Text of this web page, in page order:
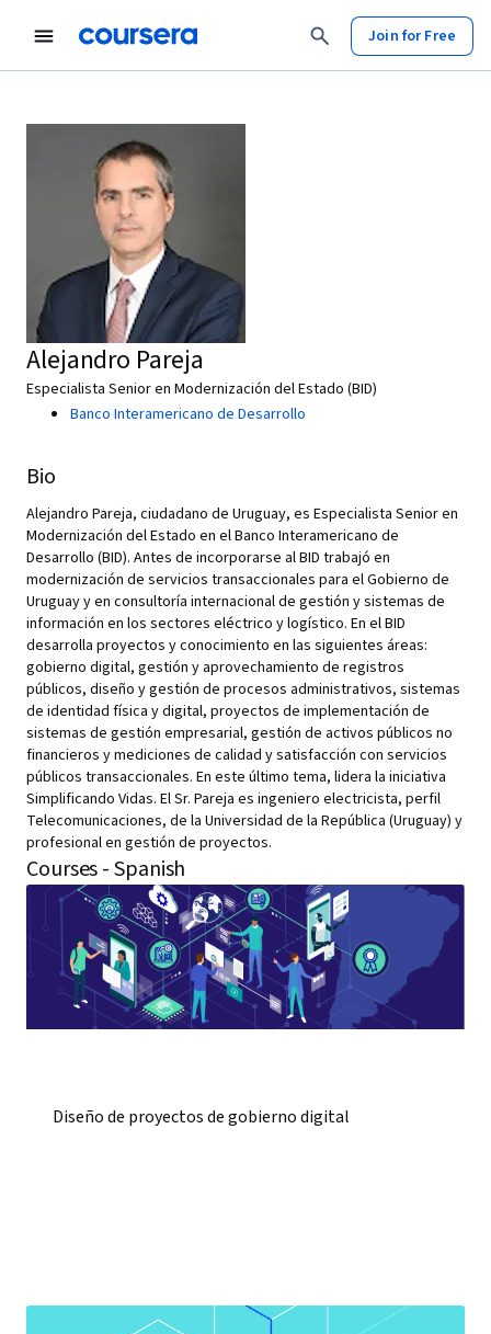
Join for Free
Alejandro Pareja
Especialista Senior en Modernización del Estado (BID)
Banco Interamericano de Desarrollo
Bio
Alejandro Pareja, ciudadano de Uruguay, es Especialista Senior en
Modernización del Estado en el Banco Interamericano de
Desarrollo (BID). Antes de incorporarse al BID trabajó en
modernización de servicios transaccionales para el Gobierno de
Uruguay y en consultoría internacional de gestión y sistemas de
información en los sectores eléctrico y logístico. En el BID
desarrolla proyectos y conocimiento en las siguientes áreas:
gobierno digital, gestión y aprovechamiento de registros
públicos, diseño y gestión de procesos administrativos, sistemas
de identidad física y digital, proyectos de implementación de
sistemas de gestión empresarial, gestión de activos públicos no
financieros y mediciones de calidad y satisfacción con servicios
públicos transaccionales. En este último tema, lidera la iniciativa
Simplificando Vidas. El Sr. Pareja es ingeniero electricista, perfil
Telecomunicaciones, de la Universidad de la República (Uruguay) y
profesional en gestión de proyectos.
Courses - Spanish
Diseño de proyectos de gobierno digital